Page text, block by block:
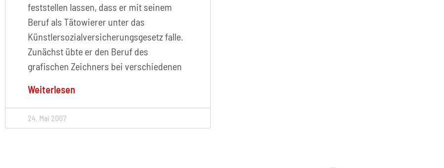
feststellen lassen, dass er mit seinem
Beruf als Tätowierer unter das
Künstlersozialversicherungsgesetz falle.
Zunächst übte er den Beruf des
grafischen Zeichners bei verschiedenen
Weiterlesen
24. Mai 2007